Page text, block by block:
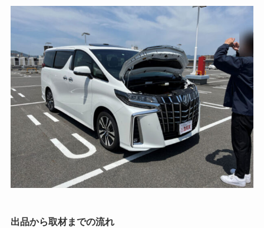
出品から取材までの流れ